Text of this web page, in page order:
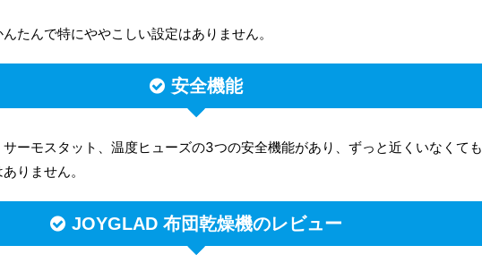
たんで特にややこしい設定はありません。
安全機能
ーモスタット、温度ヒューズの3つの安全機能があり、ずっと近くいなくても
りません。
JOYGLAD 布団乾燥機のレビュー